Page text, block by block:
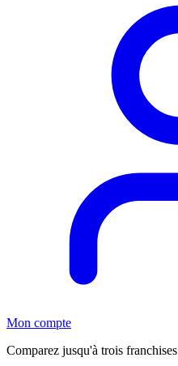
Mon compte
Comparez jusqu'à trois franchises